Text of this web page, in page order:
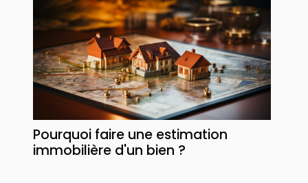
Pourquoi faire une estimation
immobilière d'un bien ?